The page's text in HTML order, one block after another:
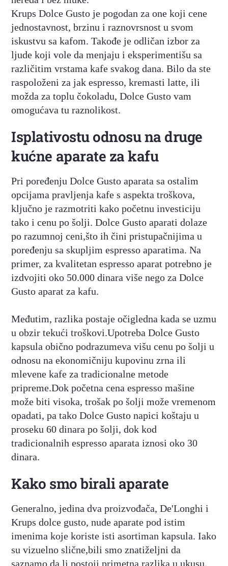
Krups Dolce Gusto je pogodan za one koji cene
jednostavnost, brzinu i raznovrsnost u svom
iskustvu sa kafom. Takođe je odličan izbor za
ljude koji vole da menjaju i eksperimentišu sa
različitim vrstama kafe svakog dana. Bilo da ste
raspoloženi za jak espresso, kremasti latte, ili
možda za toplu čokoladu, Dolce Gusto vam
omogućava tu raznolikost.
Isplativostu odnosu na druge
kućne aparate za kafu
Pri poređenju Dolce Gusto aparata sa ostalim
opcijama pravljenja kafe s aspekta troškova,
ključno je razmotriti kako početnu investiciju
tako i cenu po šolji. Dolce Gusto aparati dolaze
po razumnoj ceni,što ih čini pristupačnijima u
poređenju sa skupljim espresso aparatima. Na
primer, za kvalitetan espresso aparat potrebno je
izdvojiti oko 50.000 dinara više nego za Dolce
Gusto aparat za kafu.
Međutim, razlika postaje očigledna kada se uzmu
u obzir tekući troškovi.Upotreba Dolce Gusto
kapsula obično podrazumeva višu cenu po šolji u
odnosu na ekonomičniju kupovinu zrna ili
mlevene kafe za tradicionalne metode
pripreme.Dok početna cena espresso mašine
može biti visoka, trošak po šolji može vremenom
opadati, pa tako Dolce Gusto napici koštaju u
proseku 60 dinara po šolji, dok kod
tradicionalnih espresso aparata iznosi oko 30
dinara.
Kako smo birali aparate
Generalno, jedina dva proizvođača, De'Longhi i
Krups dolce gusto, nude aparate pod istim
imenima koje koriste isti asortiman kapsula. Iako
su vizuelno slične,bili smo znatiželjni da
saznamo da li postoji primetna razlika u ukusu.